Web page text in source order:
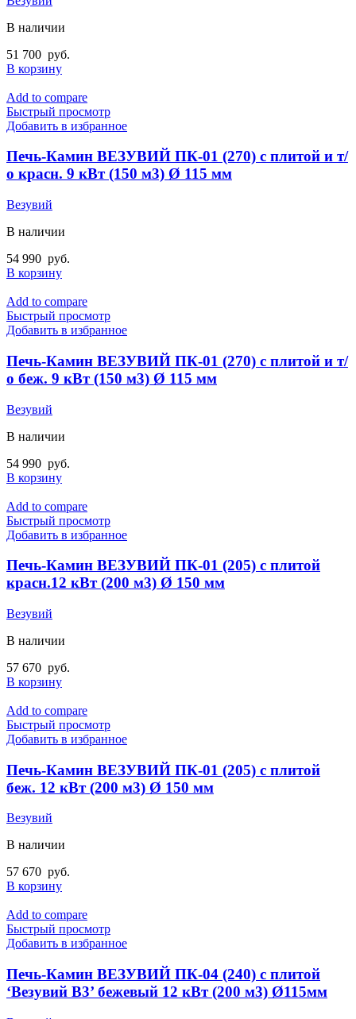
В наличии
51 700 руб.
В корзину
Add to compare
Быстрый просмотр
Добавить в избранное
Печь-Камин ВЕЗУВИЙ ПК-01 (270) с плитой и т/
о красн. 9 кВт (150 м3) Ø 115 мм
Везувий
В наличии
54 990 руб.
В корзину
Add to compare
Быстрый просмотр
Добавить в избранное
Печь-Камин ВЕЗУВИЙ ПК-01 (270) с плитой и т/
о беж. 9 кВт (150 м3) Ø 115 мм
Везувий
В наличии
54 990 руб.
В корзину
Add to compare
Быстрый просмотр
Добавить в избранное
Печь-Камин ВЕЗУВИЙ ПК-01 (205) с плитой
красн.12 кВт (200 м3) Ø 150 мм
Везувий
В наличии
57 670 руб.
В корзину
Add to compare
Быстрый просмотр
Добавить в избранное
Печь-Камин ВЕЗУВИЙ ПК-01 (205) с плитой
беж. 12 кВт (200 м3) Ø 150 мм
Везувий
В наличии
57 670 руб.
В корзину
Add to compare
Быстрый просмотр
Добавить в избранное
Печь-Камин ВЕЗУВИЙ ПК-04 (240) с плитой
‘Везувий В3’ бежевый 12 кВт (200 м3) Ø115мм